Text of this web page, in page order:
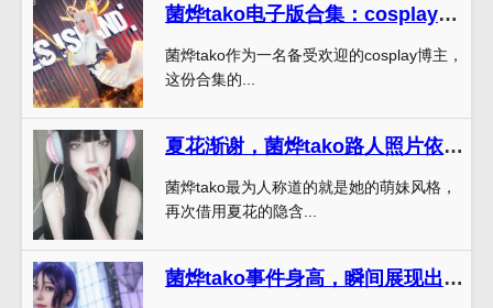
菌烨tako电子版合集：cosplay精选图集
菌烨tako作为一名备受欢迎的cosplay博主，
这份合集的...
夏花渐谢，菌烨tako路人照片依旧唯美不减
菌烨tako最为人称道的就是她的萌妹风格，
再次借用夏花的隐含...
菌烨tako事件身高，瞬间展现出其完美曲线